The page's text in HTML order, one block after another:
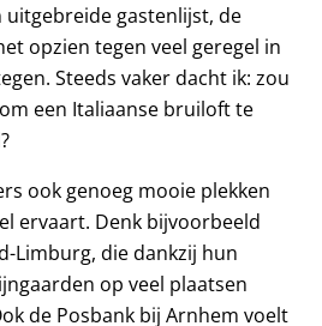
uitgebreide gastenlijst, de
opzien tegen veel geregel in
Steeds vaker dacht ik: zou
een Italiaanse bruiloft te
ook genoeg mooie plekken
ervaart. Denk bijvoorbeeld
Limburg, die dankzij hun
op veel plaatsen
de Posbank bij Arnhem voelt